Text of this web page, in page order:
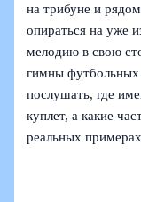
на трибуне и
опираться на уже
мелодию в свою
гимны футбольных
послушать, где
куплет, а какие
реальных